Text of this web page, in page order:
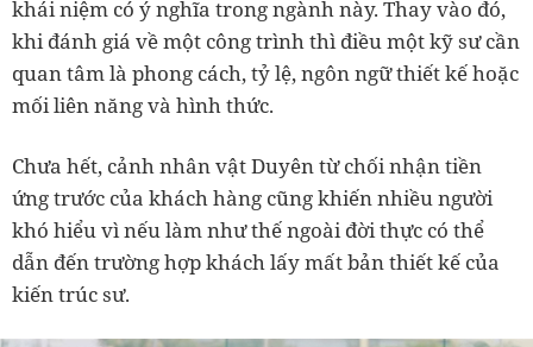
khái niệm có ý nghĩa trong ngành này. Thay vào đó,
khi đánh giá về một công trình thì điều một kỹ sư cần
quan tâm là phong cách, tỷ lệ, ngôn ngữ thiết kế hoặc
mối liên năng và hình thức.
Chưa hết, cảnh nhân vật Duyên từ chối nhận tiền
ứng trước của khách hàng cũng khiến nhiều người
khó hiểu vì nếu làm như thế ngoài đời thực có thể
dẫn đến trường hợp khách lấy mất bản thiết kế của
kiến trúc sư.